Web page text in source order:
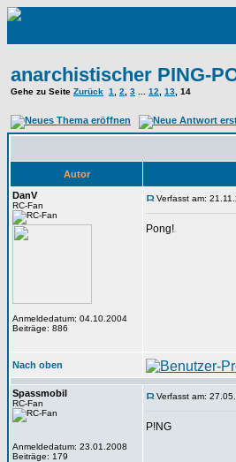
anarchistischer PING-
Gehe zu Seite Zurück 1 2 3 12 13 14
Autor
DanV
RC-Fan
Anmeldedatum: 04.10.2004
Beiträge: 886
Verfasst am:
Pong!
Nach oben
Spassmobil
RC-Fan
Anmeldedatum: 23.01.2008
Beiträge: 179
Verfasst am:
P!NG